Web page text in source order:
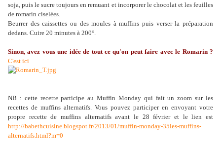
soja, puis le sucre toujours en remuant et incorporer le chocolat et les feuilles
de romarin ciselées.
Beurrer des caissettes ou des moules à muffins puis verser la préparation
dedans. Cuire 20 minutes à 200°.
Sinon, avez vous une idée de tout ce qu'on peut faire avec le Romarin ?
C'est ici
NB : cette recette participe au Muffin Monday qui fait un zoom sur les
recettes de muffins alternatifs. Vous pouvez participer en envoyant votre
propre recette de muffins alternatifs avant le 28 février et le lien est
http://babethcuisine.blogspot.fr/2013/01/muffin-monday-35les-muffins-
alternatifs.html?m=0